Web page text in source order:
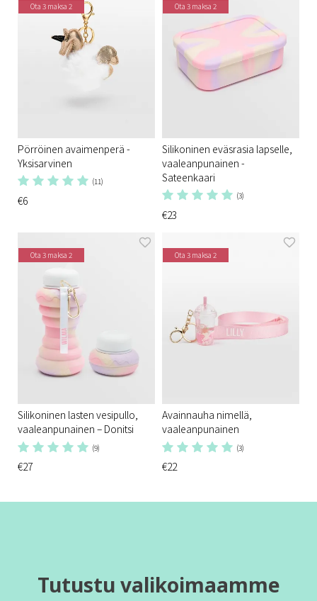
Ota 3 maksa 2
Pörröinen avaimenperä -
Yksisarvinen
(11)
€6
Ota 3 maksa 2
Silikoninen eväsrasia lapselle,
vaaleanpunainen -
Sateenkaari
(3)
€23
Ota 3 maksa 2
Silikoninen lasten vesipullo,
vaaleanpunainen – Donitsi
(9)
€27
Ota 3 maksa 2
Avainnauha nimellä,
vaaleanpunainen
(3)
€22
Tutustu valikoimaamme